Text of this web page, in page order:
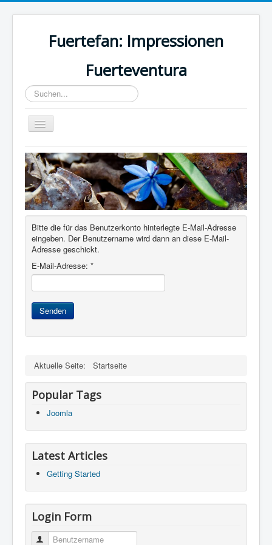
Fuertefan: Impressionen
Fuerteventura
Suchen...
Toggle
Navigation
Home
Bitte die für das Benutzerkonto hinterlegte E-Mail-Adresse
eingeben. Der Benutzername wird dann an diese E-Mail-
Adresse geschickt.
E-Mail-Adresse: *
Senden
Aktuelle Seite: Startseite
Popular Tags
Joomla
Latest Articles
Getting Started
Login Form
Benutzername